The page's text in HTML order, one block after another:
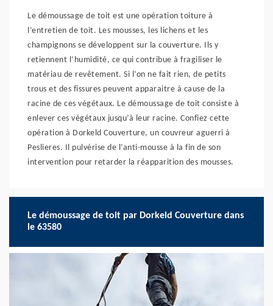
Le démoussage de toit est une opération toiture à
l’entretien de toit. Les mousses, les lichens et les
champignons se développent sur la couverture. Ils y
retiennent l’humidité, ce qui contribue à fragiliser le
matériau de revêtement. Si l’on ne fait rien, de petits
trous et des fissures peuvent apparaitre à cause de la
racine de ces végétaux. Le démoussage de toit consiste à
enlever ces végétaux jusqu’à leur racine. Confiez cette
opération à Dorkeld Couverture, un couvreur aguerri à
Peslieres. Il pulvérise de l’anti-mousse à la fin de son
intervention pour retarder la réapparition des mousses.
Le démoussage de toit par Dorkeld Couverture dans
le 63580